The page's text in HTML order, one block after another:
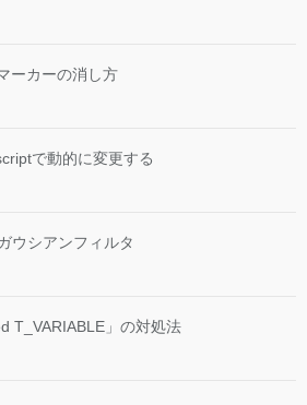
ーカーの消し方
で動的に変更する
ウシアンフィルタ
T_VARIABLE」の対処法